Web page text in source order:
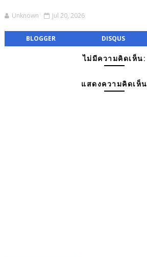
Unknown Jul 20, 2026
BLOGGER DISQUS
ไม่มีความคิดเห็น:
แสดงความคิดเห็น